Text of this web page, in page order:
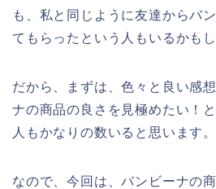
も、私と同じように友達からバ
てもらったという人もいるかもし
だから、まずは、色々と良い感
ナの商品の良さを見極めたい！
人もかなりの数いると思います。
なので、今回は、バンビーナの